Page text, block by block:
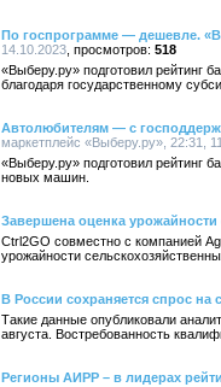
По госпрограмме — дешевле.
14.10.2023
518
«Выберу.ру» подготовил рейтинг
благодаря государственному
Автолюбителям — с
маркетплейс «Выберу.ру», 22:31,
«Выберу.ру» подготовил рейтинг
новых машин.
Завершена оценка
Ctrl2GO совместно с компанией
урожайности
В России сохраняется спрос
Такие данные опубликовали
августа. Востребованность
Регионы АИРР – в лидерах